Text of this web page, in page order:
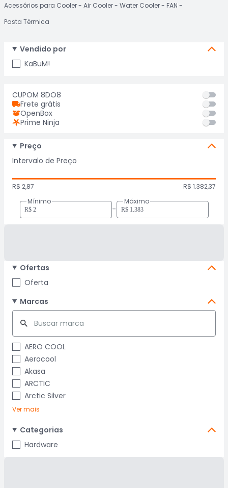
Acessórios para Cooler Air Cooler Water Cooler
FAN
Pasta Térmica
Vendido por
KaBuM!
CUPOM 8DO8
Frete grátis
OpenBox
Prime Ninja
Preço
Intervalo de Preço
R$ 2,87
R$ 1.382,37
Mínimo
-
Máximo
Ofertas
Oferta
Marcas
AERO COOL
Aerocool
Akasa
ARCTIC
Arctic Silver
Ver mais
Categorias
Hardware